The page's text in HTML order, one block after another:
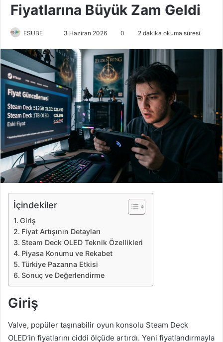
Fiyatlarına Büyük Zam Geldi
ESUBE
r
e
-
p
t
a
g
ö
n
e
k
3 Haziran 2026 0 2 dakika okuma süresi
İçindekiler
Giriş
Fiyat Artışının Detayları
Steam Deck OLED Teknik Özellikleri
Piyasa Konumu ve Rekabet
Türkiye Pazarına Etkisi
Sonuç ve Değerlendirme
Giriş
Valve, popüler taşınabilir oyun konsolu Steam Deck
OLED’in fiyatlarını ciddi ölçüde artırdı. Yeni fiyatlandırmayla